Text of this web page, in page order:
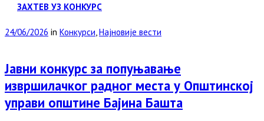
ЗАХТЕВ УЗ КОНКУРС
24/06/2026 in Конкурси,Најновије вести
Јавни конкурс за попуњавање
извршилачког радног места у Општинској
управи општине Бајина Башта